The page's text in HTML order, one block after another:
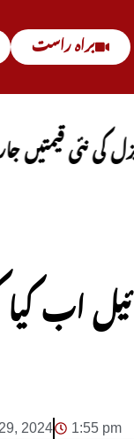
براہ راست
جاری، حکومت
اب
2024 1:55 pm